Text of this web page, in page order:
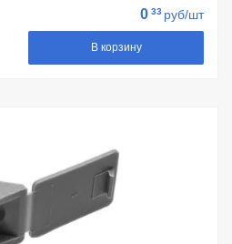
0 33 руб/шт
В корзину